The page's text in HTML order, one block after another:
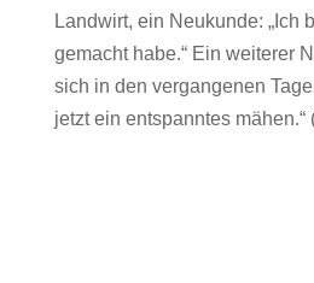
Landwirt, ein Neukunde: „Ich
gemacht habe.“ Ein weiterer
sich in den vergangenen
jetzt ein entspanntes mähen.“